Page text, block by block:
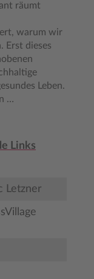
räumt
warum wir
Erst dieses
Leben.
…
Links
Letzner